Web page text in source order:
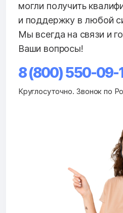
могли получить
и поддержку в любой
Мы всегда на связи и
Ваши вопросы!
8 (800) 550-09-
Круглосуточно. Звонок по